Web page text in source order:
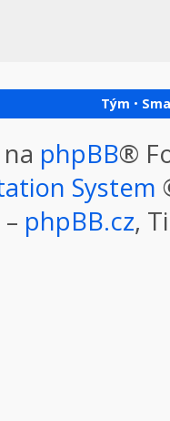
Tým •
phpBB®
System
phpBB.cz,